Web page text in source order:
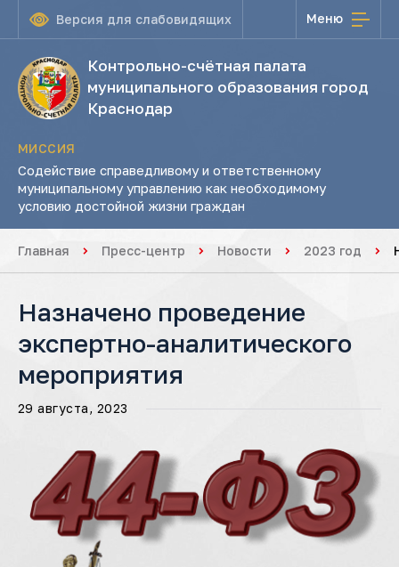
Версия для слабовидящих Меню
Контрольно-счётная палата
муниципального образования город
Краснодар
МИССИЯ
Содействие справедливому и ответственному
муниципальному управлению как необходимому
условию достойной жизни граждан
Главная Пресс-центр Новости 2023 год
Назначено проведение
экспертно-аналитического
мероприятия
29 августа, 2023